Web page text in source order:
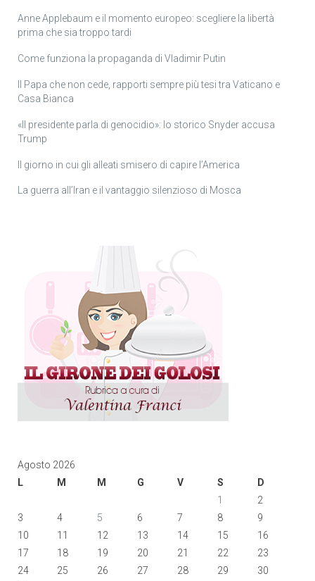
Anne Applebaum e il momento europeo: scegliere la libertà
prima che sia troppo tardi
Come funziona la propaganda di Vladimir Putin
Il Papa che non cede, rapporti sempre più tesi tra Vaticano e
Casa Bianca
«Il presidente parla di genocidio»: lo storico Snyder accusa
Trump
Il giorno in cui gli alleati smisero di capire l’America
La guerra all’Iran e il vantaggio silenzioso di Mosca
Agosto 2026
L
M M G V S
D
1
2
3
4 5 6 7 8
9
10
11 12 13 14 15
16
17
18 19 20 21 22
23
24
25 26 27 28 29
30